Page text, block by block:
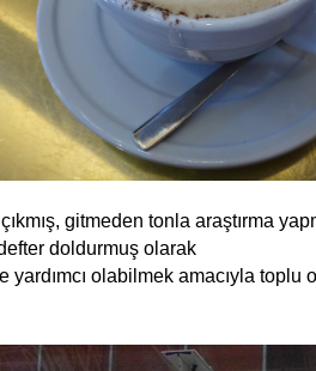
gitmeden tonla araştırma
doldurmuş olarak
yardımcı olabilmek amacıyla toplu